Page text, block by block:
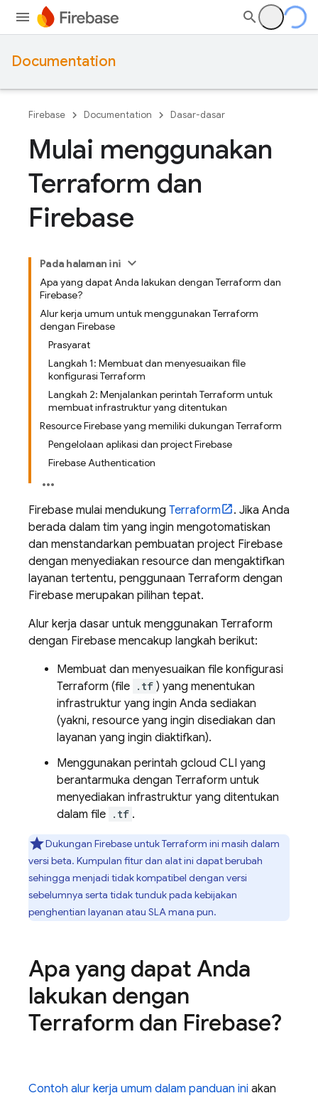
Documentation
Firebase Documentation Dasar-dasar
Mulai menggunakan
Terraform dan
Firebase
Pada halaman ini
Apa yang dapat Anda lakukan dengan Terraform dan
Firebase?
Alur kerja umum untuk menggunakan Terraform
dengan Firebase
Prasyarat
Langkah 1: Membuat dan menyesuaikan file
konfigurasi Terraform
Langkah 2: Menjalankan perintah Terraform untuk
membuat infrastruktur yang ditentukan
Resource Firebase yang memiliki dukungan Terraform
Pengelolaan aplikasi dan project Firebase
Firebase Authentication
Firebase mulai mendukung Terraform
. Jika Anda
berada dalam tim yang ingin mengotomatiskan
dan menstandarkan pembuatan project Firebase
dengan menyediakan resource dan mengaktifkan
layanan tertentu, penggunaan Terraform dengan
Firebase merupakan pilihan tepat.
Alur kerja dasar untuk menggunakan Terraform
dengan Firebase mencakup langkah berikut:
Membuat dan menyesuaikan file konfigurasi
Terraform (file .tf ) yang menentukan
infrastruktur yang ingin Anda sediakan
(yakni, resource yang ingin disediakan dan
layanan yang ingin diaktifkan).
Menggunakan perintah gcloud CLI yang
berantarmuka dengan Terraform untuk
menyediakan infrastruktur yang ditentukan
dalam file .tf .
Dukungan Firebase untuk Terraform ini masih dalam
versi beta. Kumpulan fitur dan alat ini dapat berubah
sehingga menjadi tidak kompatibel dengan versi
sebelumnya serta tidak tunduk pada kebijakan
penghentian layanan atau SLA mana pun.
Apa yang dapat Anda
lakukan dengan
Terraform dan Firebase?
Contoh alur kerja umum dalam panduan ini akan